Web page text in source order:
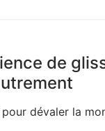
de
pour dévaler la